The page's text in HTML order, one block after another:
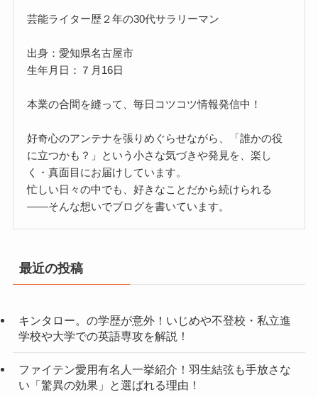
芸能ライター歴２年の30代サラリーマン
出身：愛知県名古屋市
生年月日：７月16日
本業の合間を縫って、毎日コツコツ情報発信中！
好奇心のアンテナを張りめぐらせながら、「誰かの役
に立つかも？」という小さな気づきや発見を、楽し
く・真面目にお届けしています。
忙しい日々の中でも、好きなことだから続けられる
——そんな想いでブログを書いています。
最近の投稿
キンタロー。の学歴が意外！いじめや不登校・私立進
学校や大学での英語専攻を解説！
ファイテン愛用有名人一挙紹介！羽生結弦も手放さな
い「驚異の効果」と選ばれる理由！